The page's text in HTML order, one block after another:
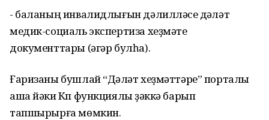
- баланың инвалидлығын дәлилләүсе дәүләт
медик-социаль экспертиза хеҙмәте
документтары (әгәр булһа).
Ғаризаны бушлай “Дәүләт хеҙмәттәре” порталы
аша йәки Күп функциялы үҙәккә барып
тапшырырға мөмкин.